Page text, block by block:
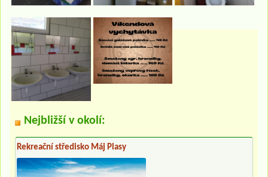
Nejbližší v okolí:
Rekreační středisko Máj Plasy